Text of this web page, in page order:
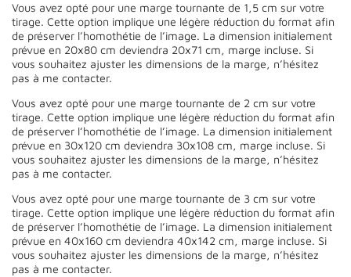
Vous avez opté pour une marge tournante de 1,5 cm sur votre
tirage. Cette option implique une légère réduction du format afin
de préserver l’homothétie de l’image. La dimension initialement
prévue en 20x80 cm deviendra 20x71 cm, marge incluse. Si
vous souhaitez ajuster les dimensions de la marge, n’hésitez
pas à me contacter.
Vous avez opté pour une marge tournante de 2 cm sur votre
tirage. Cette option implique une légère réduction du format afin
de préserver l’homothétie de l’image. La dimension initialement
prévue en 30x120 cm deviendra 30x108 cm, marge incluse. Si
vous souhaitez ajuster les dimensions de la marge, n’hésitez
pas à me contacter.
Vous avez opté pour une marge tournante de 3 cm sur votre
tirage. Cette option implique une légère réduction du format afin
de préserver l’homothétie de l’image. La dimension initialement
prévue en 40x160 cm deviendra 40x142 cm, marge incluse. Si
vous souhaitez ajuster les dimensions de la marge, n’hésitez
pas à me contacter.